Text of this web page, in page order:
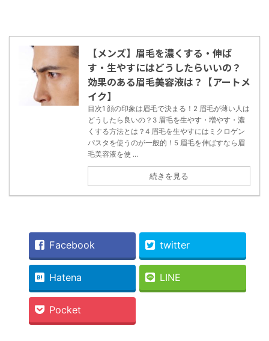
【メンズ】眉毛を濃くする・伸ば
す・生やすにはどうしたらいいの？
効果のある眉毛美容液は？【アートメ
イク】
目次1 顔の印象は眉毛で決まる！2 眉毛が薄い人は
どうしたら良いの？3 眉毛を生やす・増やす・濃
くする方法とは？4 眉毛を生やすにはミクロゲン
パスタを使うのが一般的！5 眉毛を伸ばすなら眉
毛美容液を使 ...
続きを見る
Facebook twitter
Hatena LINE
Pocket